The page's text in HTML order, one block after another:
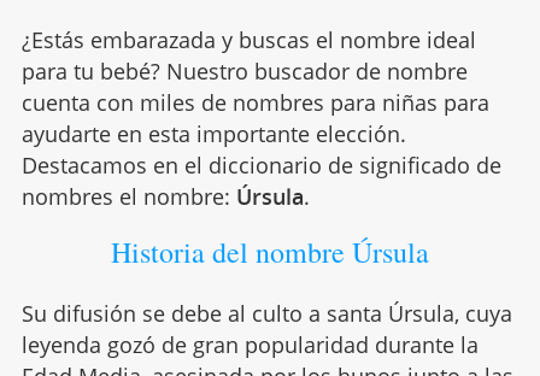
¿Estás embarazada y buscas el nombre ideal
para tu bebé? Nuestro buscador de nombre
cuenta con miles de nombres para niñas para
ayudarte en esta importante elección.
Destacamos en el diccionario de significado de
nombres el nombre: Úrsula.
Historia del nombre Úrsula
Su difusión se debe al culto a santa Úrsula, cuya
leyenda gozó de gran popularidad durante la